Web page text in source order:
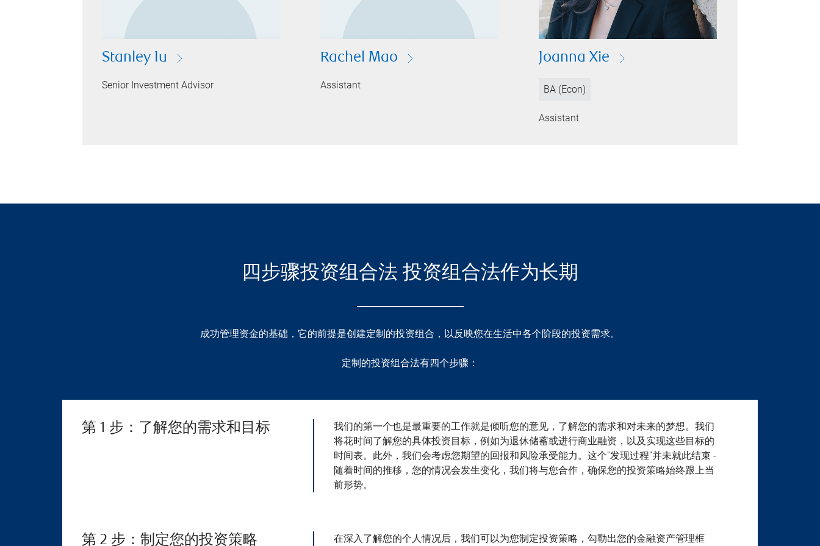
Stanley Iu
Senior Investment Advisor
Rachel Mao
Assistant
Joanna Xie
BA (Econ)
Assistant
四步骤投资组合法 投资组合法作为长期
成功管理资金的基础，它的前提是创建定制的投资组合，以反映您在生活中各个阶段的投资需求。
定制的投资组合法有四个步骤：
第 1 步：了解您的需求和目标
我们的第一个也是最重要的工作就是倾听您的意见，了解您的需求和对未来的梦想。我们
将花时间了解您的具体投资目标，例如为退休储蓄或进行商业融资，以及实现这些目标的
时间表。此外，我们会考虑您期望的回报和风险承受能力。这个“发现过程”并未就此结束 -
随着时间的推移，您的情况会发生变化，我们将与您合作，确保您的投资策略始终跟上当
前形势。
第 2 步：制定您的投资策略 在深入了解您的个人情况后，我们可以为您制定投资策略，勾勒出您的金融资产管理框